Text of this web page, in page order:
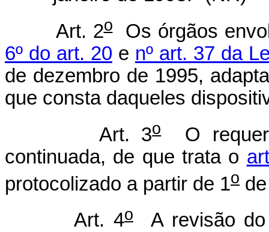
Art. 2oOs órgãos
6º do art. 20 e nº art. 37 da
de dezembro de 1995,
que consta daqueles
Art. 3oO
continuada, de que trata o
protocolizado a partir de 1o
Art. 4oA revisão do